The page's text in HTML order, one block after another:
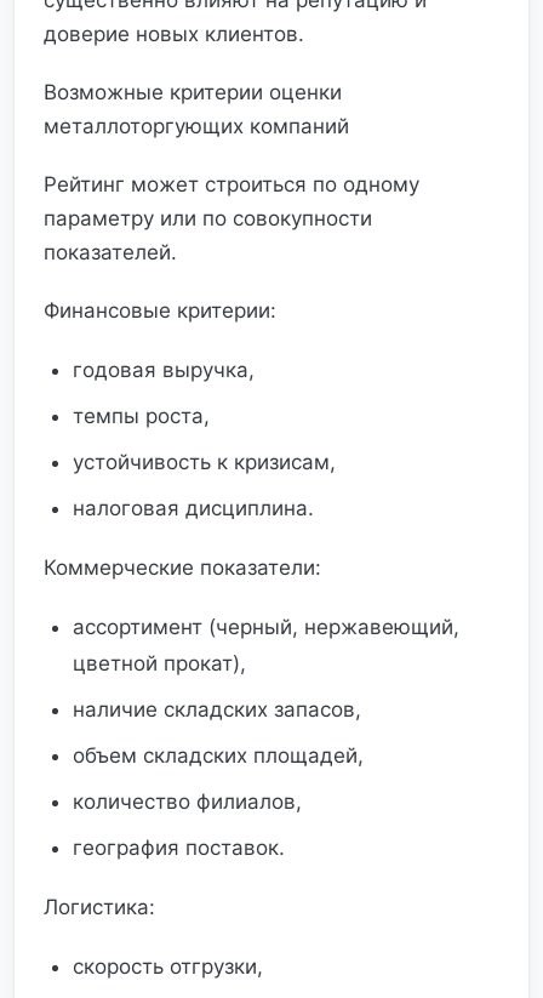
доверие новых клиентов.
Возможные критерии оценки
металлоторгующих компаний
Рейтинг может строиться по одному
параметру или по совокупности
показателей.
Финансовые критерии:
годовая выручка,
темпы роста,
устойчивость к кризисам,
налоговая дисциплина.
Коммерческие показатели:
ассортимент (черный, нержавеющий,
цветной прокат),
наличие складских запасов,
объем складских площадей,
количество филиалов,
география поставок.
Логистика:
скорость отгрузки,